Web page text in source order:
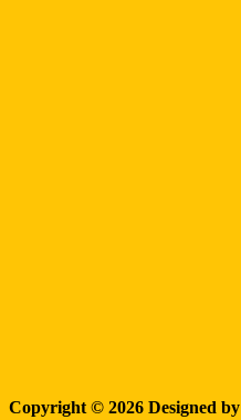
Copyright © 2026 Designed by